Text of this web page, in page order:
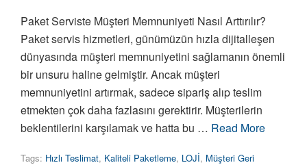
Paket Serviste Müşteri Memnuniyeti Nasıl Arttırılır?
Paket servis hizmetleri, günümüzün hızla dijitalleşen
dünyasında müşteri memnuniyetini sağlamanın önemli
bir unsuru haline gelmiştir. Ancak müşteri
memnuniyetini artırmak, sadece sipariş alıp teslim
etmekten çok daha fazlasını gerektirir. Müşterilerin
beklentilerini karşılamak ve hatta bu … Read More
Tags: Hızlı Teslimat, Kaliteli Paketleme, LOJİ, Müşteri Geri